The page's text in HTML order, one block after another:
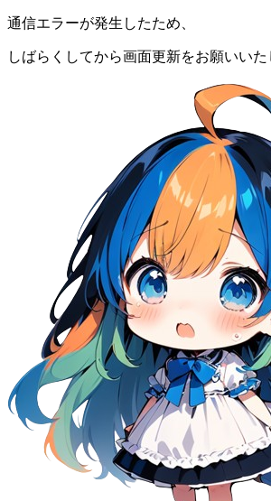
通信エラーが発生したため、
しばらくしてから画面更新をお願いいた